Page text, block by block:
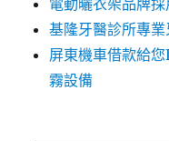
電動曬衣架品牌
基隆牙醫診所專
屏東機車借款給
霧設備